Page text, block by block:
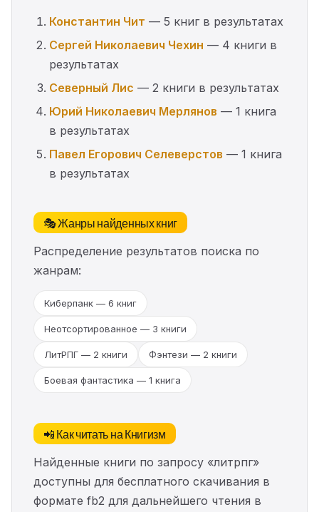
Константин Чит — 5 книг в результатах
Сергей Николаевич Чехин — 4 книги в
результатах
Северный Лис — 2 книги в результатах
Юрий Николаевич Мерлянов — 1 книга
в результатах
Павел Егорович Селеверстов — 1 книга
в результатах
🎭 Жанры найденных книг
Распределение результатов поиска по
жанрам:
Киберпанк — 6 книг
Неотсортированное — 3 книги
ЛитРПГ — 2 книги Фэнтези — 2 книги
Боевая фантастика — 1 книга
📲 Как читать на Книгизм
Найденные книги по запросу «литрпг»
доступны для бесплатного скачивания в
формате fb2 для дальнейшего чтения в